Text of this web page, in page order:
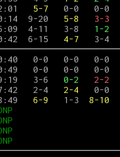
5-7
0-0   0-0
9-20 5-8 3-3
4-11   3-8 1-2
6-15 4-7
3-4
3-6 0-2 2-2
2-4 2-4
0-0
6-9
   1-3
8-10